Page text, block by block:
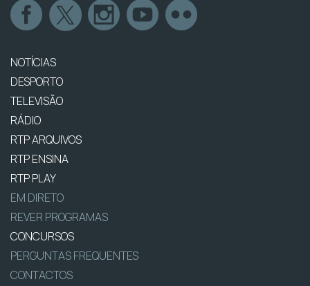
NOTÍCIAS
DESPORTO
TELEVISÃO
RÁDIO
RTP ARQUIVOS
RTP ENSINA
RTP PLAY
EM DIRETO
REVER PROGRAMAS
CONCURSOS
PERGUNTAS FREQUENTES
CONTACTOS